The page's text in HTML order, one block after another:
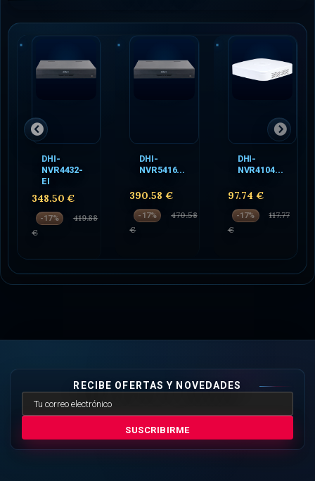
DHI-
NVR4432-
EI
348.50 €
-17%
419.88
€
DHI-
NVR5416...
390.58 €
-17%
470.58
€
DHI-
NVR4104...
97.74 €
-17%
117.77
€
RECIBE OFERTAS Y NOVEDADES
SUSCRIBIRME